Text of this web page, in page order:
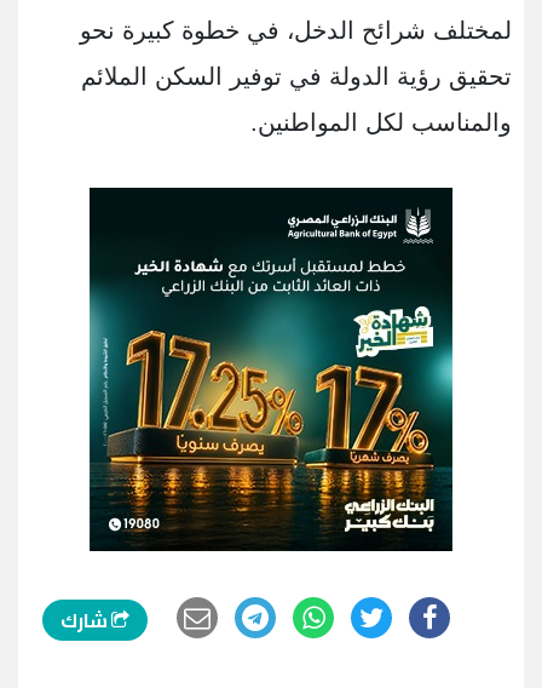
لمختلف شرائح الدخل، في خطوة كبيرة نحو
تحقيق رؤية الدولة في توفير السكن الملائم
والمناسب لكل المواطنين.
شارك